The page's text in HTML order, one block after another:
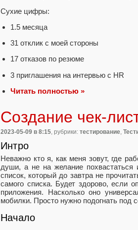
Сухие цифры:
1.5 месяца
31 отклик с моей стороны
17 отказов по резюме
3 приглашения на интервью с HR
Читать полностью »
Создание чек-
2023-05-09 в 8:15, рубрики: тестирование,
Интро
Неважно кто я, как меня зовут, где
души, а не на желание похвастаться
список, который до завтра не
самого списка. Будет здорово, если
приложения. Насколько оно
мобилки. Просто нужно подогнать под
Начало